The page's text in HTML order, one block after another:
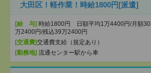
大田区！軽作業！時給1800円[派遣]
[給 与] 時給1800円 日額平均1万4400円/月額30
万2400円/残込39万2400円
[交通費]交通費支給（規定あり）
[勤務地] 流通センター駅から車